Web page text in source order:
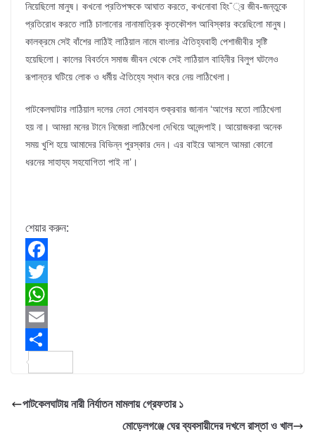
নিয়েছিলো মানুষ। কখনো প্রতিপক্ষকে আঘাত করতে, কখনোবা হিং¯্র জীব-জন্তুকে
প্রতিরোধ করতে লাঠি চালানোর নানামাত্রিক কৃতকৌশল আবিস্কার করেছিলো মানুষ।
কালক্রমে সেই বাঁশের লাঠিই লাঠিয়াল নামে বাংলার ঐতিহ্যবাহী পেশাজীবীর সৃষ্টি
হয়েছিলো। কালের বিবর্তনে সমাজ জীবন থেকে সেই লাঠিয়াল বাহিনীর বিলুপ ঘটলেও
রূপান্তর ঘটিয়ে লোক ও ধর্মীয় ঐতিহ্যে স্থান করে নেয় লাঠিখেলা।
পাটকেলঘাটার লাঠিয়াল দলের নেতা সোবহান শুক্রবার জানান ‘আগের মতো লাঠিখেলা
হয় না। আমরা মনের টানে নিজেরা লাঠিখেলা দেখিয়ে আনন্দপাই। আয়োজকরা অনেক
সময় খুশি হয়ে আমাদের বিভিন্ন পুরস্কার দেন। এর বাইরে আসলে আমরা কোনো
ধরনের সাহায্য সহযোগিতা পাই না’।
শেয়ার করুন:
F
a
c
e
b
o
T
w
t
e
W
h
a
s
E
m
i
a
পাটকেলঘাটায় নারী নির্যাতন মামলায় গ্রেফতার ১
মোড়েলগঞ্জে ঘের ব্যবসায়ীদের দখলে রাস্তা ও খাল